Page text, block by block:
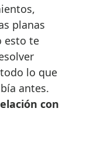
planas
esto te
lo que
antes.
con